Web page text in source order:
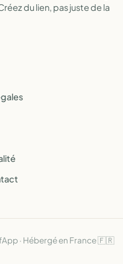
du lien, pas juste de la
· Hébergé en France 🇫🇷